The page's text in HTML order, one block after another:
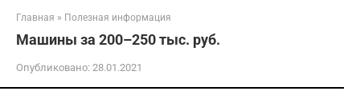
Главная » Полезная информация
Машины за 200–250 тыс. руб.
Опубликовано: 28.01.2021